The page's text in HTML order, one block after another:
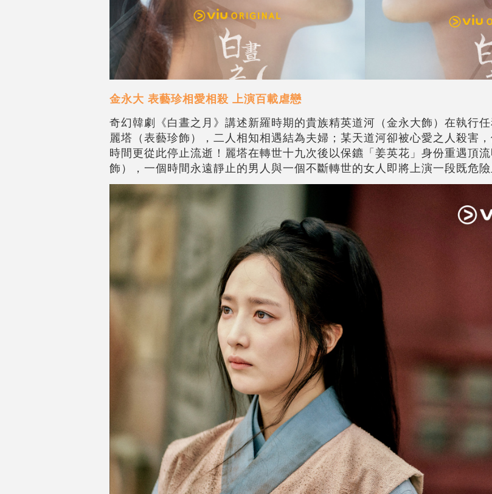
金永大 表藝珍相愛相殺 上演百載虐戀
奇幻韓劇《白晝之月》講述新羅時期的貴族精英道河（金永大飾）在執行
麗塔（表藝珍飾），二人相知相遇結為夫婦；某天道河卻被心愛之人殺害
時間更從此停止流逝！麗塔在轉世十九次後以保鑣「姜英花」身份重遇頂
飾），一個時間永遠靜止的男人與一個不斷轉世的女人即將上演一段既危險